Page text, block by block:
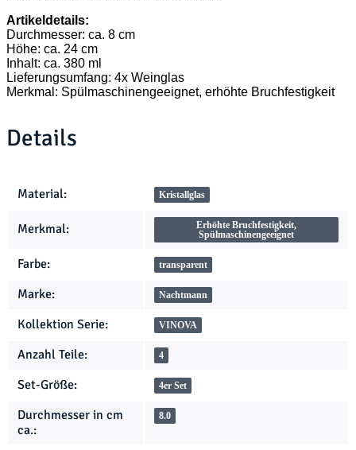
Artikeldetails:
Durchmesser: ca. 8 cm
Höhe: ca. 24 cm
Inhalt: ca. 380 ml
Lieferungsumfang: 4x Weinglas
Merkmal: Spülmaschinengeeignet, erhöhte Bruchfestigkeit
Details
Produkteigenschaft
Wert
Material: Kristallglas
Merkmal:
Erhöhte Bruchfestigkeit,
Spülmaschinengeeignet
Farbe: transparent
Marke: Nachtmann
Kollektion Serie: VINOVA
Anzahl Teile: 4
Set-Größe: 4er Set
Durchmesser in cm
ca.:
8.0